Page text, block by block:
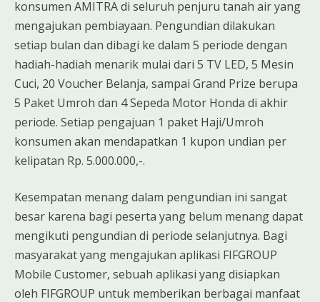
konsumen AMITRA di seluruh penjuru tanah air yang
mengajukan pembiayaan. Pengundian dilakukan
setiap bulan dan dibagi ke dalam 5 periode dengan
hadiah-hadiah menarik mulai dari 5 TV LED, 5 Mesin
Cuci, 20 Voucher Belanja, sampai Grand Prize berupa
5 Paket Umroh dan 4 Sepeda Motor Honda di akhir
periode. Setiap pengajuan 1 paket Haji/Umroh
konsumen akan mendapatkan 1 kupon undian per
kelipatan Rp. 5.000.000,-.
Kesempatan menang dalam pengundian ini sangat
besar karena bagi peserta yang belum menang dapat
mengikuti pengundian di periode selanjutnya. Bagi
masyarakat yang mengajukan aplikasi FIFGROUP
Mobile Customer, sebuah aplikasi yang disiapkan
oleh FIFGROUP untuk memberikan berbagai manfaat